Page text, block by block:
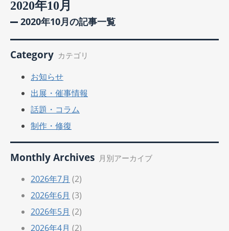
2020年10月
2020年10月の記事一覧
Category カテゴリ
お知らせ
出展・催事情報
話題・コラム
制作・修復
Monthly Archives 月別アーカイブ
2026年7月 (2)
2026年6月 (3)
2026年5月 (2)
2026年4月 (2)